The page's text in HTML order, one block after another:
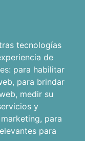
tecnologías
de
para habilitar
, para brindar
, medir su
y
, para
para